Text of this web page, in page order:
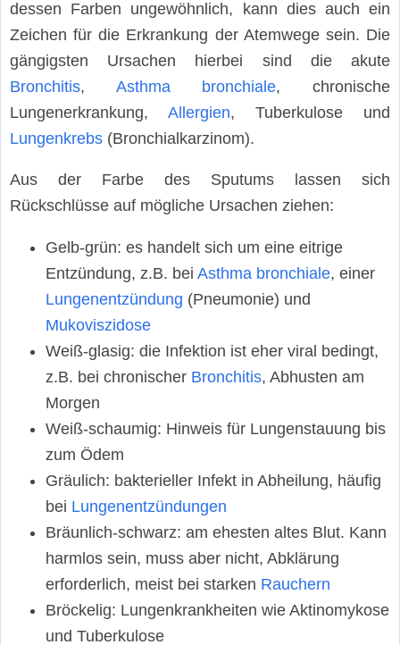
dessen Farben ungewöhnlich, kann dies auch ein
Zeichen für die Erkrankung der Atemwege sein. Die
gängigsten Ursachen hierbei sind die akute
Bronchitis, Asthma bronchiale, chronische
Lungenerkrankung, Allergien, Tuberkulose und
Lungenkrebs (Bronchialkarzinom).
Aus der Farbe des Sputums lassen sich
Rückschlüsse auf mögliche Ursachen ziehen:
Gelb-grün: es handelt sich um eine eitrige
Entzündung, z.B. bei Asthma bronchiale, einer
Lungenentzündung (Pneumonie) und
Mukoviszidose
Weiß-glasig: die Infektion ist eher viral bedingt,
z.B. bei chronischer Bronchitis, Abhusten am
Morgen
Weiß-schaumig: Hinweis für Lungenstauung bis
zum Ödem
Gräulich: bakterieller Infekt in Abheilung, häufig
bei Lungenentzündungen
Bräunlich-schwarz: am ehesten altes Blut. Kann
harmlos sein, muss aber nicht, Abklärung
erforderlich, meist bei starken Rauchern
Bröckelig: Lungenkrankheiten wie Aktinomykose
und Tuberkulose